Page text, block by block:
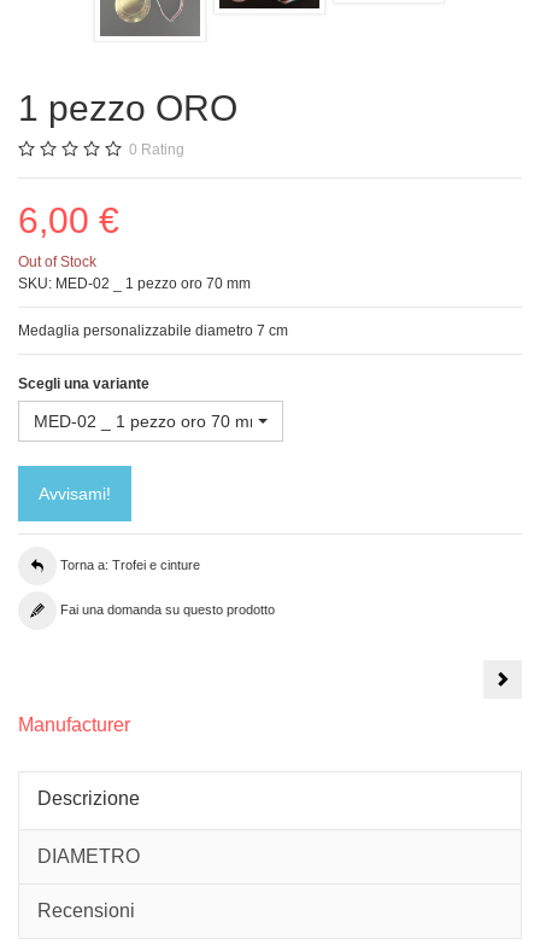
1 pezzo ORO
0 Rating
6,00 €
Out of Stock
SKU: MED-02 _ 1 pezzo oro 70 mm
Medaglia personalizzabile diametro 7 cm
Scegli una variante
MED-02 _ 1 pezzo oro 70 mm
Avvisami!
Torna a: Trofei e cinture
Fai una domanda su questo prodotto
Manufacturer
Descrizione
DIAMETRO
Recensioni